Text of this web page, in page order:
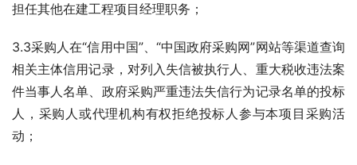
担任其他在建工程项目经理职务；
3.3采购人在“信用中国”、“中国政府采购网”网站等渠道查询
相关主体信用记录，对列入失信被执行人、重大税收违法案
件当事人名单、政府采购严重违法失信行为记录名单的投标
人，采购人或代理机构有权拒绝投标人参与本项目采购活
动；